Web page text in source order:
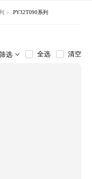
PY32T090系列
选 全选 清空